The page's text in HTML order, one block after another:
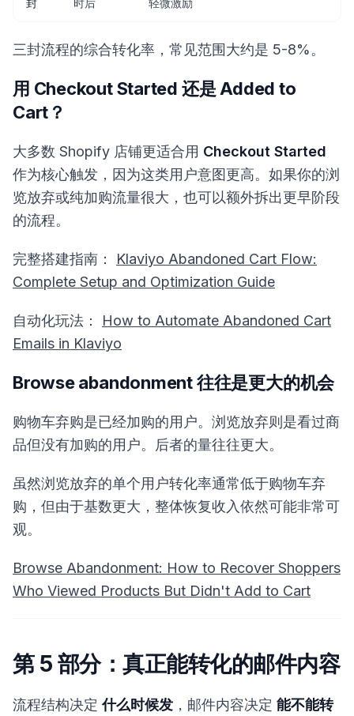
封 时后 轻微激励
三封流程的综合转化率，常见范围大约是 5-8%。
用 Checkout Started 还是 Added to
Cart？
大多数 Shopify 店铺更适合用 Checkout Started
作为核心触发，因为这类用户意图更高。如果你的浏
览放弃或纯加购流量很大，也可以额外拆出更早阶段
的流程。
完整搭建指南： Klaviyo Abandoned Cart Flow:
Complete Setup and Optimization Guide
自动化玩法： How to Automate Abandoned Cart
Emails in Klaviyo
Browse abandonment 往往是更大的机会
购物车弃购是已经加购的用户。浏览放弃则是看过商
品但没有加购的用户。后者的量往往更大。
虽然浏览放弃的单个用户转化率通常低于购物车弃
购，但由于基数更大，整体恢复收入依然可能非常可
观。
Browse Abandonment: How to Recover Shoppers
Who Viewed Products But Didn't Add to Cart
第 5 部分：真正能转化的邮件内容
流程结构决定什么时候发 ，邮件内容决定 能不能转